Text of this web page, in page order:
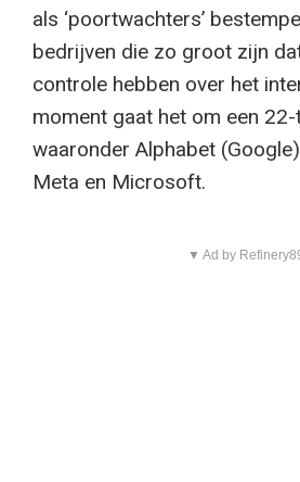
als ‘poortwachters’
bedrijven die zo groot zijn
controle hebben over het
moment gaat het om een
waaronder Alphabet
Meta en Microsoft.
▼ Ad by